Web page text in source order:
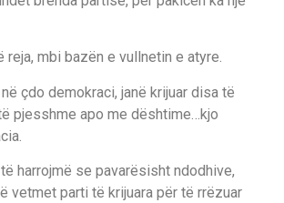
reja, mbi bazën e vullnetin e atyre.
çdo demokraci, janë krijuar disa të
pjesshme apo me dështime…kjo
harrojmë se pavarësisht ndodhive,
vetmet parti të krijuara për të rrëzuar